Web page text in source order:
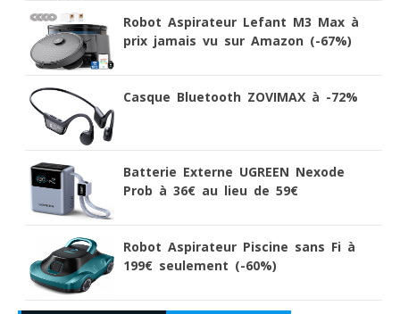
Robot Aspirateur Lefant M3 Max à
prix jamais vu sur Amazon (-67%)
Casque Bluetooth ZOVIMAX à -72%
Batterie Externe UGREEN Nexode
Prob à 36€ au lieu de 59€
Robot Aspirateur Piscine sans Fi à
199€ seulement (-60%)